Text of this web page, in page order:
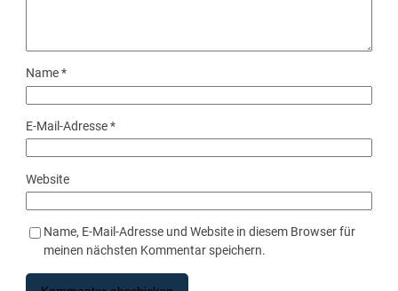
Name*
E-Mail-Adresse*
Website
Name, E-Mail-Adresse und Website in diesem Browser für
meinen nächsten Kommentar speichern.